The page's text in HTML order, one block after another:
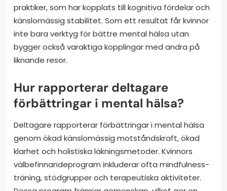
praktiker, som har kopplats till kognitiva fördelar och
känslomässig stabilitet. Som ett resultat får kvinnor
inte bara verktyg för bättre mental hälsa utan
bygger också varaktiga kopplingar med andra på
liknande resor.
Hur rapporterar deltagare
förbättringar i mental hälsa?
Deltagare rapporterar förbättringar i mental hälsa
genom ökad känslomässig motståndskraft, ökad
klarhet och holistiska läkningsmetoder. Kvinnors
välbefinnandeprogram inkluderar ofta mindfulness-
träning, stödgrupper och terapeutiska aktiviteter.